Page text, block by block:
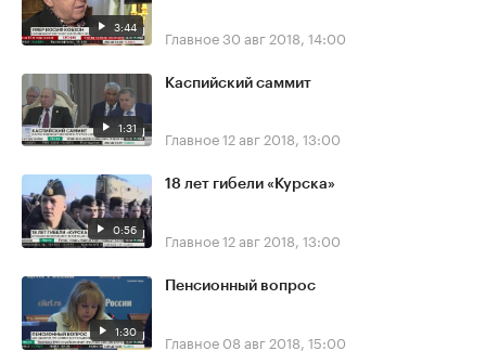
3:44 Главное30 авг 2018, 14:00
1:31
Каспийский саммит
Главное12 авг 2018, 13:00
0:56
18 лет гибели «Курска»
Главное12 авг 2018, 13:00
1:30
Пенсионный вопрос
Главное 08 авг 2018, 15:00